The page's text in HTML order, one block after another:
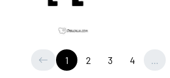
1 2 3 4 ...